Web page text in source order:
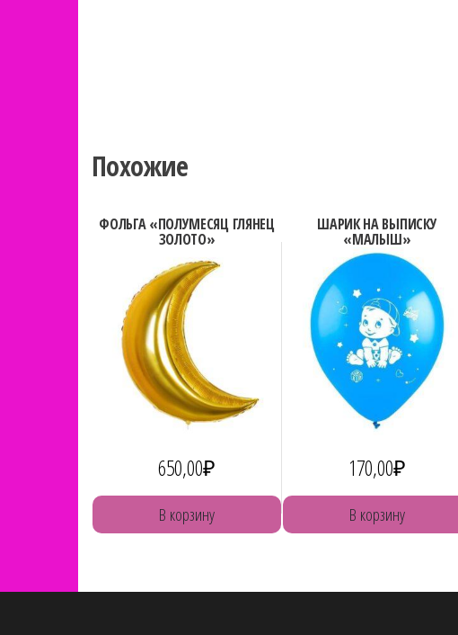
Похожие
ФОЛЬГА «ПОЛУМЕСЯЦ ГЛЯНЕЦ
ЗОЛОТО»
650,00₽
В корзину
ШАРИК НА ВЫПИСКУ
«МАЛЫШ»
170,00₽
В корзину